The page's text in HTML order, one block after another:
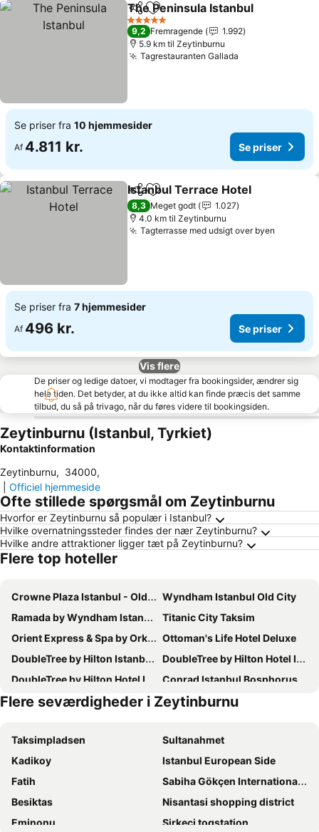
Del Føj til favoritter
The Peninsula Istanbul
5 Stjerner
9,2 Fremragende
1.992
5.9 km til Zeytinburnu
Tagrestauranten Gallada
Se priser fra 10 hjemmesider
Af 4.811 kr. Se priser
Del Føj til favoritter
Istanbul Terrace Hotel
8,3 Meget godt
1.027
4.0 km til Zeytinburnu
Tagterrasse med udsigt over byen
Se priser fra 7 hjemmesider
Af 496 kr. Se priser
Vis flere
De priser og ledige datoer, vi modtager fra bookingsider, ændrer sig
hele tiden. Det betyder, at du ikke altid kan finde præcis det samme
tilbud, du så på trivago, når du føres videre til bookingsiden.
Zeytinburnu (Istanbul, Tyrkiet)
Kontaktinformation
Zeytinburnu, 34000,
Officiel hjemmeside
Ofte stillede spørgsmål om Zeytinburnu
Hvorfor er Zeytinburnu så populær i Istanbul?
Hvilke overnatningssteder findes der nær Zeytinburnu?
Hvilke andre attraktioner ligger tæt på Zeytinburnu?
Flere top hoteller
Crowne Plaza Istanbul - Old City by IHG
Wyndham Istanbul Old City
Ramada by Wyndham Istanbul Pera
Titanic City Taksim
Orient Express & Spa by Orka Hotels
Ottoman's Life Hotel Deluxe
DoubleTree by Hilton Istanbul Topkapi
DoubleTree by Hilton Hotel Istanbul - Moda
DoubleTree by Hilton Hotel Istanbul - Piyalepasa
Conrad Istanbul Bosphorus
Ramada by Wyndham Istanbul Old City
Legacy Ottoman Hotel
The Marmara Pera
Swissotel The Bosphorus Istanbul
Sura Hagia Sophia Hotel
The Marmara Taksim
Renaissance Istanbul Polat Bosphorus Hotel
Elite World Istanbul Taksim
Sultan Hamit Hotel
Elite World İstanbul Florya
Mövenpick Istanbul Golden Horn
Amiral Palace Hotel Boutique Class
Flere seværdigheder i Zeytinburnu
Taksimpladsen
Sultanahmet
Kadikoy
Istanbul European Side
Fatih
Sabiha Gökçen Internationale lufthavn
Besiktas
Nisantasi shopping district
Eminonu
Sirkeci togstation